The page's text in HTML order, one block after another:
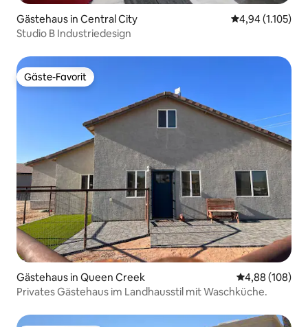
Gästehaus in Central City
4,94 (1.105)
Studio B Industriedesign
Gäste-Favorit
Gäste-Favorit
Gästehaus in Queen Creek
4,88 (108)
Privates Gästehaus im Landhausstil mit Waschküche.